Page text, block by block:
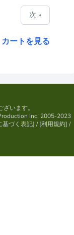
次 »
カートを見る
います。
Inc. 2005-2023
基づく表記] / [利用規約] /